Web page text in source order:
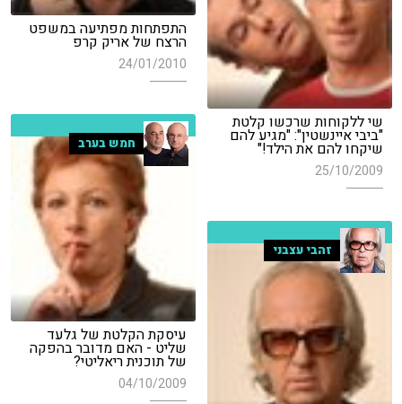
התפתחות מפתיעה במשפט
הרצח של אריק קרפ
24/01/2010
שי ללקוחות שרכשו קלטת
"ביבי איינשטין": "מגיע להם
שיקחו להם את הילד!"
25/10/2009
חמש בערב
עיסקת הקלטת של גלעד
שליט - האם מדובר בהפקה
של תוכנית ריאליטי?
04/10/2009
זהבי עצבני